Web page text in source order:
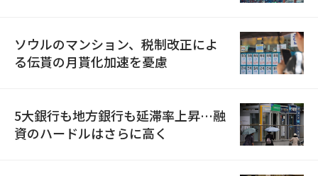
ソウルのマンション、税制改正によ
る伝貰の月貰化加速を憂慮
5大銀行も地方銀行も延滞率上昇…融
資のハードルはさらに高く